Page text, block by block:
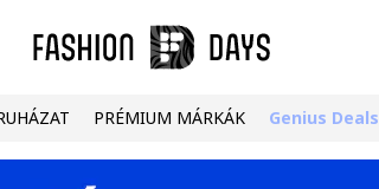
PRÉMIUM MÁRKÁK Genius Deals